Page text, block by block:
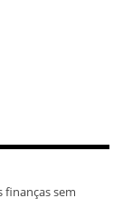
finanças sem